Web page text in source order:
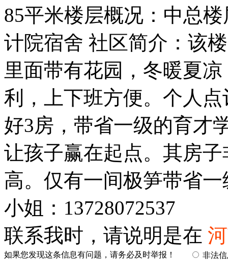
85平米楼层概况：中总
计院宿舍 社区简介：该
里面带有花园，冬暖夏
利，上下班方便。个人
好3房，带省一级的育才
让孩子赢在起点。其房
高。仅有一间极笋带省
小姐：13728072537
联系我时，请说明是在
如果您发现这条信息有问题，请务必及时举报！ 非法